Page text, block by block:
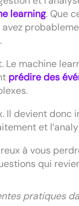
learning. Que
avez
Le machine
prédire des
Il devient
et
à vous
qui
pratiques